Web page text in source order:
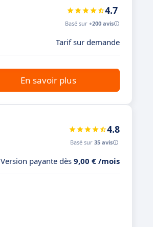
4.7
Basé sur +200 avis
Tarif sur demande
En savoir plus
4.8
Basé sur 35 avis
Version payante dès 9,00 € /mois